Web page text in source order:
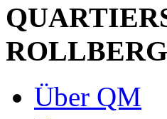
Über QM